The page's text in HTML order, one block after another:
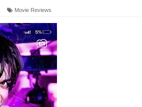
Movie Reviews